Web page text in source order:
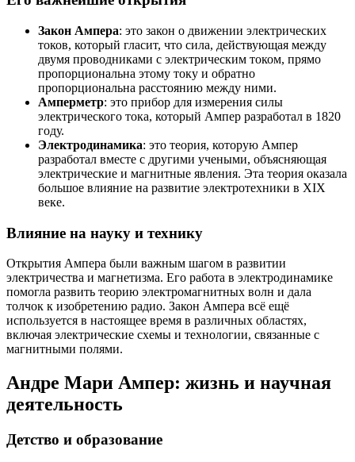
Закон Ампера: это закон о движении электрических
токов, который гласит, что сила, действующая между
двумя проводниками с электрическим током, прямо
пропорциональна этому току и обратно
пропорциональна расстоянию между ними.
Амперметр: это прибор для измерения силы
электрического тока, который Ампер разработал в 1820
году.
Электродинамика: это теория, которую Ампер
разработал вместе с другими учеными, объясняющая
электрические и магнитные явления. Эта теория оказала
большое влияние на развитие электротехники в XIX
веке.
Влияние на науку и технику
Открытия Ампера были важным шагом в развитии
электричества и магнетизма. Его работа в электродинамике
помогла развить теорию электромагнитных волн и дала
толчок к изобретению радио. Закон Ампера всё ещё
используется в настоящее время в различных областях,
включая электрические схемы и технологии, связанные с
магнитными полями.
Андре Мари Ампер: жизнь и научная
деятельность
Детство и образование